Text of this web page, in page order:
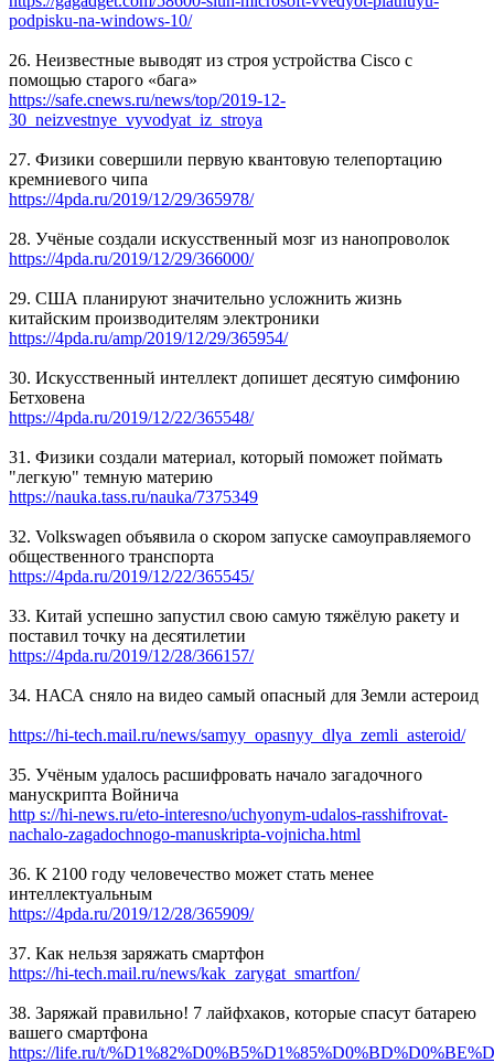
podpisku-na-windows-10/
26. Неизвестные выводят из строя устройства Cisco с
помощью старого «бага»
https://safe.cnews.ru/news/top/2019-12-
30_neizvestnye_vyvodyat_iz_stroya
27. Физики совершили первую квантовую телепортацию
кремниевого чипа
https://4pda.ru/2019/12/29/365978/
28. Учёные создали искусственный мозг из нанопроволок
https://4pda.ru/2019/12/29/366000/
29. США планируют значительно усложнить жизнь
китайским производителям электроники
https://4pda.ru/amp/2019/12/29/365954/
30. Искусственный интеллект допишет десятую симфонию
Бетховена
https://4pda.ru/2019/12/22/365548/
31. Физики создали материал, который поможет поймать
"легкую" темную материю
https://nauka.tass.ru/nauka/7375349
32. Volkswagen объявила о скором запуске самоуправляемого
общественного транспорта
https://4pda.ru/2019/12/22/365545/
33. Китай успешно запустил свою самую тяжёлую ракету и
поставил точку на десятилетии
https://4pda.ru/2019/12/28/366157/
34. НАСА сняло на видео самый опасный для Земли астероид
https://hi-tech.mail.ru/news/samyy_opasnyy_dlya_zemli_asteroid/
35. Учёным удалось расшифровать начало загадочного
манускрипта Войнича
http s://hi-news.ru/eto-interesno/uchyonym-udalos-rasshifrovat-
nachalo-zagadochnogo-manuskripta-vojnicha.html
36. К 2100 году человечество может стать менее
интеллектуальным
https://4pda.ru/2019/12/28/365909/
37. Как нельзя заряжать смартфон
https://hi-tech.mail.ru/news/kak_zarygat_smartfon/
38. Заряжай правильно! 7 лайфхаков, которые спасут батарею
вашего смартфона
https://life.ru/t/